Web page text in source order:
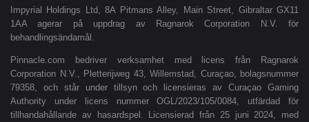
Impyrial Holdings Ltd, 8A Pitmans Alley, Main Street, Gibraltar GX11
1AA agerar på uppdrag av Ragnarok Corporation N.V. för
behandlingsändamål.
Pinnacle.com bedriver verksamhet med licens från Ragnarok
Corporation N.V., Pletterijweg 43, Willemstad, Curaçao, bolagsnummer
79358, och står under tillsyn och licensieras av Curaçao Gaming
Authority under licens nummer OGL/2023/105/0084, utfärdad för
tillhandahållande av hasardspel. Licensierad från 25 juni 2024, med